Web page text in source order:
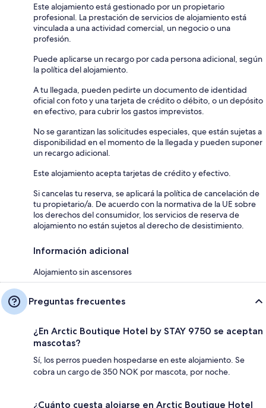
Este alojamiento está gestionado por un propietario
profesional. La prestación de servicios de alojamiento está
vinculada a una actividad comercial, un negocio o una
profesión.
Puede aplicarse un recargo por cada persona adicional, según
la política del alojamiento.
A tu llegada, pueden pedirte un documento de identidad
oficial con foto y una tarjeta de crédito o débito, o un depósito
en efectivo, para cubrir los gastos imprevistos.
No se garantizan las solicitudes especiales, que están sujetas a
disponibilidad en el momento de la llegada y pueden suponer
un recargo adicional.
Este alojamiento acepta tarjetas de crédito y efectivo.
Si cancelas tu reserva, se aplicará la política de cancelación de
tu propietario/a. De acuerdo con la normativa de la UE sobre
los derechos del consumidor, los servicios de reserva de
alojamiento no están sujetos al derecho de desistimiento.
Información adicional
Alojamiento sin ascensores
Preguntas frecuentes
¿En Arctic Boutique Hotel by STAY 9750 se aceptan
mascotas?
Sí, los perros pueden hospedarse en este alojamiento. Se
cobra un cargo de 350 NOK por mascota, por noche.
¿Cuánto cuesta alojarse en Arctic Boutique Hotel